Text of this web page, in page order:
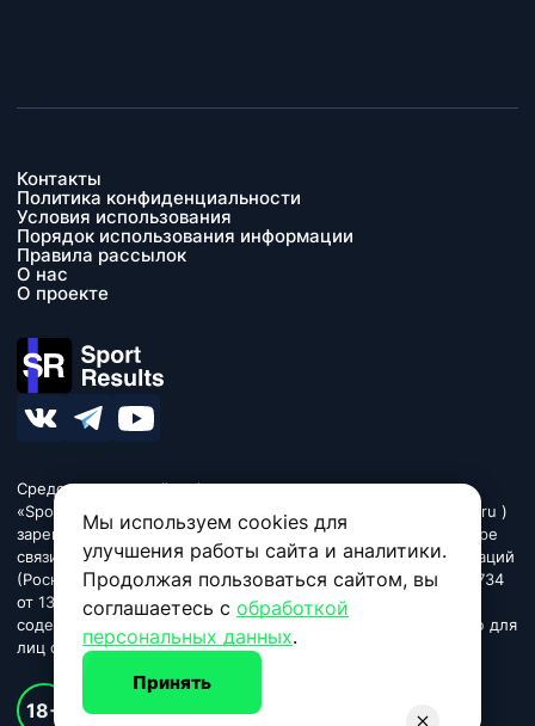
Мы используем cookies для
улучшения работы сайта и аналитики.
Продолжая пользоваться сайтом, вы
соглашаетесь с обработкой
персональных данных.
Принять
Контакты
Политика конфиденциальности
Условия использования
Порядок использования информации
Правила рассылок
О нас
О проекте
Средство массовой информации сетевое издание
«SportResults» (адрес в сети Интернет - www.sport-results.ru )
зарегистрировано Федеральной службой по надзору в сфере
связи, информационных технологий и массовых коммуникаций
(Роскомнадзор). Регистрационный номер ЭЛ № ФС 77 - 84734
от 13 марта 2023. Название «SportResults». Издание может
содержать информационную продукцию, предназначенную для
лиц старше 18 лет.
18+
Спортивные новости и события, результаты, обзоры игр